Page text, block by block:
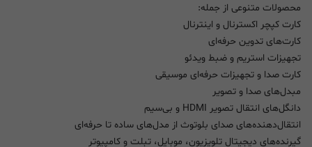
محصولات متنوعی از جمله:
کارت کپچر اکسترنال و اینترنال
کارت‌های تدوین حرفه‌ای
تجهیزات استریم و ضبط ویدئو
کارت صدا و تجهیزات حرفه‌ای موسیقی
مبدل‌های صدا و تصویر
دانگل‌های انتقال تصویر HDMI و بی‌سیم
انتقال‌دهنده‌های صدای بلوتوث از مدل‌های ساده تا حرفه‌ای
گیرنده‌های دیجیتال تلویزیون، موبایل، تبلت و کامپیوتر